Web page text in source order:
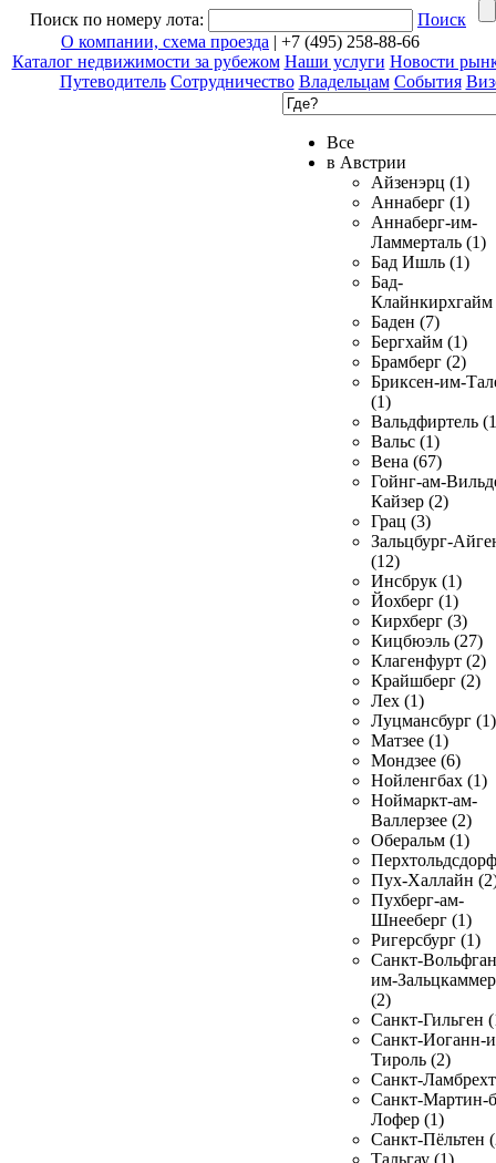
Поиск по номеру лота:
Поиск
О компании, схема проезда | +7 (495) 258-88-66
Каталог недвижимости за рубежом Наши услуги Новости
Путеводитель Сотрудничество Владельцам События
Все
в Австрии
Айзенэрц (1)
Аннаберг (1)
Аннаберг-им-
Ламмерталь (1)
Бад Ишль (1)
Бад-
Клайнкирхгайм
Баден (7)
Бергхайм (1)
Брамберг (2)
Бриксен-им-
(1)
Вальдфиртель
Вальс (1)
Вена (67)
Гойнг-ам-
Кайзер (2)
Грац (3)
Зальцбург-
(12)
Инсбрук (1)
Йохберг (1)
Кирхберг (3)
Кицбюэль (27)
Клагенфурт (2)
Крайшберг (2)
Лех (1)
Луцмансбург (1)
Матзее (1)
Мондзее (6)
Нойленгбах (1)
Ноймаркт-ам-
Валлерзее (2)
Оберальм (1)
Пух-Халлайн
Пухберг-ам-
Шнееберг (1)
Ригерсбург (1)
Санкт-
им-
(2)
Санкт-Гильген
Санкт-Иоганн-
Тироль (2)
Санкт-
Санкт-Мартин-
Лофер (1)
Санкт-Пёльтен
Тальгау (1)